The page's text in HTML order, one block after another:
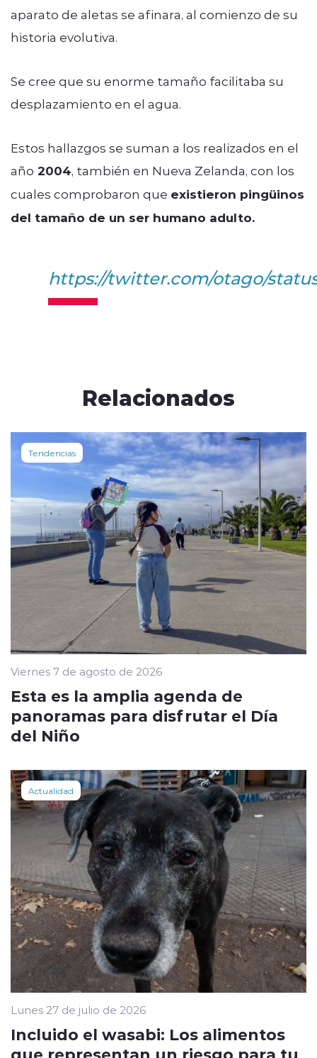
aparato de aletas se afinara, al comienzo de su
historia evolutiva.
Se cree que su enorme tamaño facilitaba su
desplazamiento en el agua.
Estos hallazgos se suman a los realizados en el
año 2004, también en Nueva Zelanda, con los
cuales comprobaron que existieron pingüinos
del tamaño de un ser humano adulto.
https://twitter.com/otago/
Relacionados
Tendencias
Viernes 7 de agosto de 2026
Esta es la amplia agenda de
panoramas para disfrutar el Día
del Niño
Actualidad
Lunes 27 de julio de 2026
Incluido el wasabi: Los alimentos
que representan un riesgo para tu